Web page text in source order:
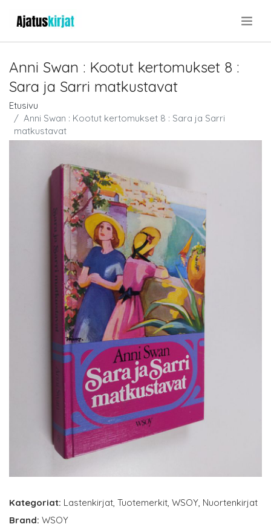
Anni Swan : Kootut kertomukset 8 :
Sara ja Sarri matkustavat
Etusivu
Anni Swan : Kootut kertomukset 8 : Sara ja Sarri
matkustavat
Kategoriat: Lastenkirjat, Tuotemerkit, WSOY, Nuortenkirjat
Brand: WSOY